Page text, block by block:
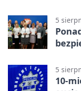
5
5
10-